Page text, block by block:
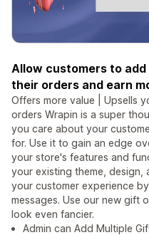
Allow customers to
their orders and earn
Offers more value | Upsells
orders Wrapin is a super
you care about your
for. Use it to gain an edge
your store's features and
your existing theme, design,
your customer experience
messages. Use our new gift
look even fancier.
Admin can Add Multiple